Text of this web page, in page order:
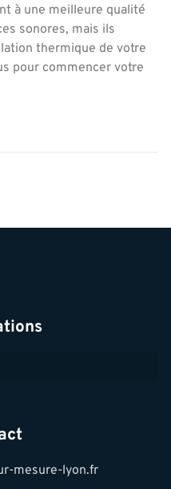
à une meilleure qualité
sonores, mais ils
thermique de votre
pour commencer votre
mesure-lyon.fr